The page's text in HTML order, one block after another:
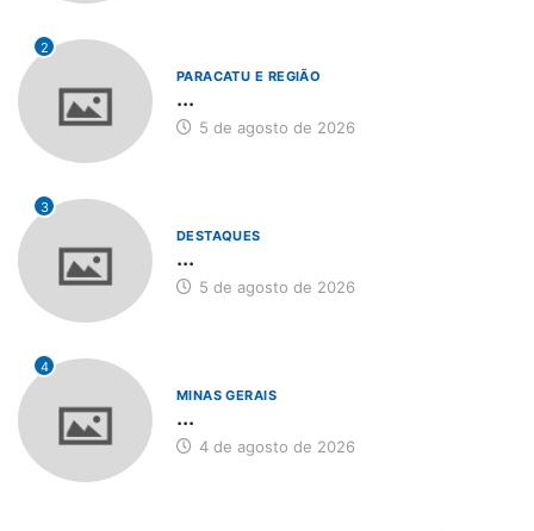
2
PARACATU E REGIÃO
...
5 de agosto de 2026
3
DESTAQUES
...
5 de agosto de 2026
4
MINAS GERAIS
...
4 de agosto de 2026